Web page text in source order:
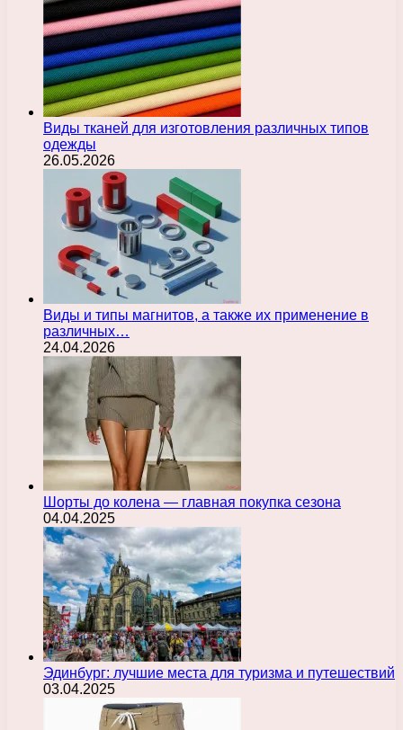
Виды тканей для изготовления различных типов
одежды
26.05.2026
Виды и типы магнитов, а также их применение в
различных…
24.04.2026
Шорты до колена — главная покупка сезона
04.04.2025
Эдинбург: лучшие места для туризма и путешествий
03.04.2025